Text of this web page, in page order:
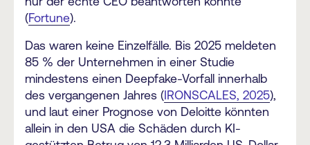
(Fortune).
Das waren keine Einzelfälle. Bis 2025 meldeten
85 % der Unternehmen in einer Studie
mindestens einen Deepfake-Vorfall innerhalb
des vergangenen Jahres (IRONSCALES, 2025),
und laut einer Prognose von Deloitte könnten
allein in den USA die Schäden durch KI-